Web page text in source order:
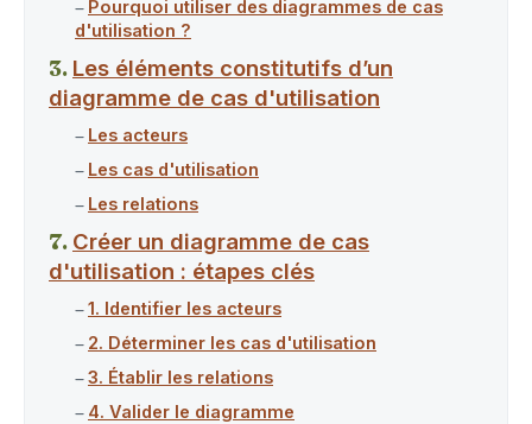
Pourquoi utiliser des diagrammes de cas
d'utilisation ?
Les éléments constitutifs d’un
diagramme de cas d'utilisation
Les acteurs
Les cas d'utilisation
Les relations
Créer un diagramme de cas
d'utilisation : étapes clés
1. Identifier les acteurs
2. Déterminer les cas d'utilisation
3. Établir les relations
4. Valider le diagramme